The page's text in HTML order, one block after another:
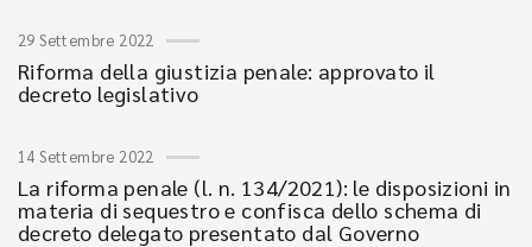
29 Settembre 2022
Riforma della giustizia penale: approvato il
decreto legislativo
14 Settembre 2022
La riforma penale (l. n. 134/2021): le disposizioni in
materia di sequestro e confisca dello schema di
decreto delegato presentato dal Governo